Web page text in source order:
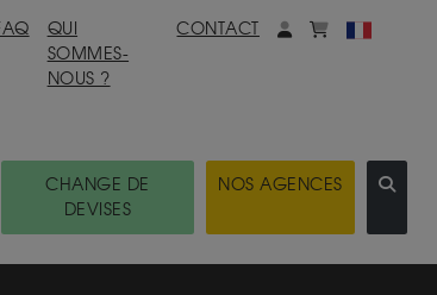
QUI
SOMMES-
NOUS ?
CONTACT Mon compte
monpanier
CHANGE DE
DEVISES
NOS AGENCES